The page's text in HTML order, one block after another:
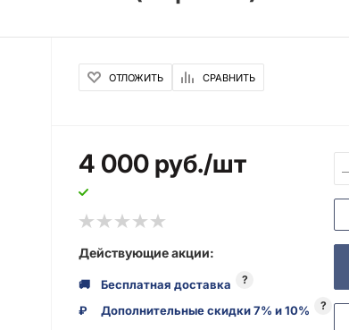
ОТЛОЖИТЬ СРАВНИТЬ
4 000 руб./шт
Действующие акции:
🚚 Бесплатная доставка ?
₽ Дополнительные скидки 7% и 10% ?